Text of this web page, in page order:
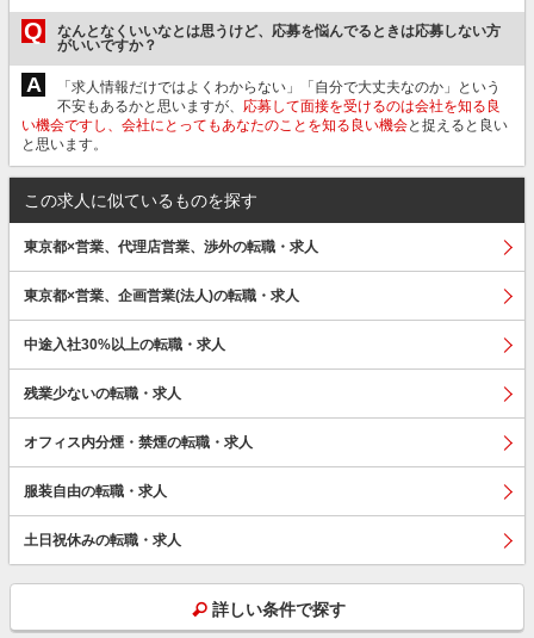
Q
なんとなくいいなとは思うけど、応募を悩んでるときは応募しない方
がいいですか？
A
「求人情報だけではよくわからない」「自分で大丈夫なのか」という
不安もあるかと思いますが、 応募して面接を受けるのは会社を知る良
い機会ですし、会社にとってもあなたのことを知る良い機会と捉えると良い
と思います。
この求人に似ているものを探す
東京都×営業、代理店営業、渉外の転職・求人
東京都×営業、企画営業(法人)の転職・求人
中途入社30%以上の転職・求人
残業少ないの転職・求人
オフィス内分煙・禁煙の転職・求人
服装自由の転職・求人
土日祝休みの転職・求人
詳しい条件で探す